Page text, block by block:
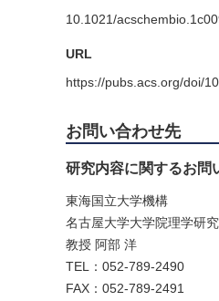
10.1021/
URL
https://pubs.acs.org/doi/
お問い合わせ先
研究内容に関するお問
東海国立大学機構
名古屋大学大学院理学研
教授 阿部 洋
TEL：052-789-2490
FAX：052-789-2491